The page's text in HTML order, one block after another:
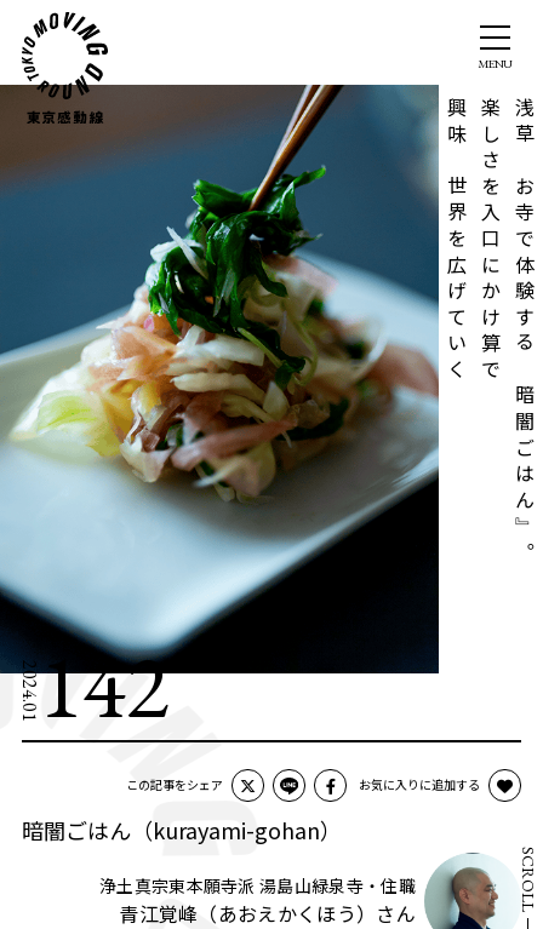
浅草のお寺で体験する『暗闇ごはん』。
楽しさを入口にかけ算で
興味の世界を広げていく
2024.01142
この記事をシェア お気に入りに追加する
暗闇ごはん（kurayami-gohan）
浄土真宗東本願寺派 湯島山緑泉寺・住職
青江覚峰（あおえかくほう）さん
SCROLL